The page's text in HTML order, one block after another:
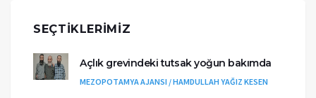
SEÇTIKLERIMIZ
Açlık grevindeki tutsak yoğun bakımda
MEZOPOTAMYA AJANSI / HAMDULLAH YAĞIZ KESEN